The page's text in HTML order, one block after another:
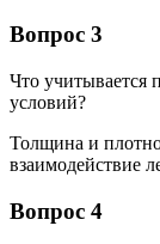
Вопрос 3
Что учитывается
условий?
Толщина и
взаимодействие
Вопрос 4